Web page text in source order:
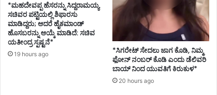
*ಮಹದೇವಪ್ಪ ಹೆಸರನ್ನು ಸಿದ್ದರಾಮಯ್ಯ
ಸಚಿವರ ಪಟ್ಟಿಯಲ್ಲಿ ಶಿಫಾರಸು
ಮಾಡಿದ್ದರು; ಆದರೆ ಹೈಕಮಾಂಡ್
ಹೊಸಬರನ್ನು ಆಯ್ಕೆ ಮಾಡಿದೆ: ಸಚಿವ
ಯತೀಂದ್ರ ಸ್ಪಷ್ಟನೆ*
19 hours ago
*ಸಿಗರೇಟ್ ಸೇದಲು ಜಾಗ ಕೊಡಿ, ನಿಮ್ಮ
ಫೋನ್ ನಂಬರ್ ಕೊಡಿ ಎಂದು ಡೆಲಿವರಿ
ಬಾಯ್ ನಿಂದ ಯುವತಿಗೆ ಕಿರುಕುಳ*
20 hours ago